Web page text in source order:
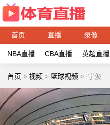
首页 直播 录像
NBA直播 CBA直播 英超直播
首页 > 视频 > 篮球视频 > 宁波